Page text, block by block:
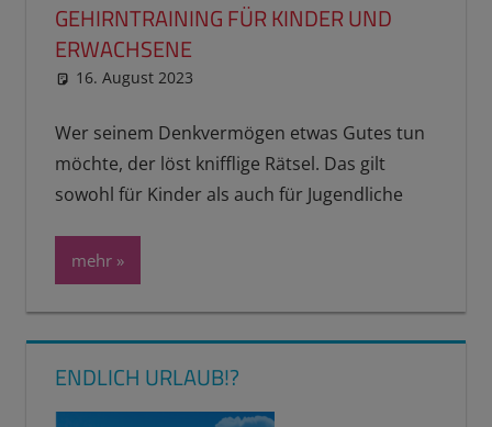
GEHIRNTRAINING FÜR KINDER UND
ERWACHSENE
16. August 2023
Wer seinem Denkvermögen etwas Gutes tun
möchte, der löst knifflige Rätsel. Das gilt
sowohl für Kinder als auch für Jugendliche
mehr
ENDLICH URLAUB!?